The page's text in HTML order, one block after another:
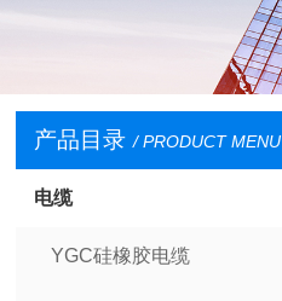
产品目录 / PRODUCT MENU
电缆
YGC硅橡胶电缆